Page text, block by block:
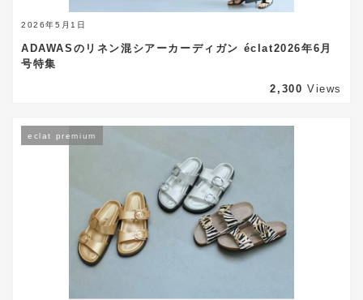
2026年5月1日
ADAWASのリネン混シアーカーディガン éclat2026年6月
号特集
2,300 Views
eclat premium